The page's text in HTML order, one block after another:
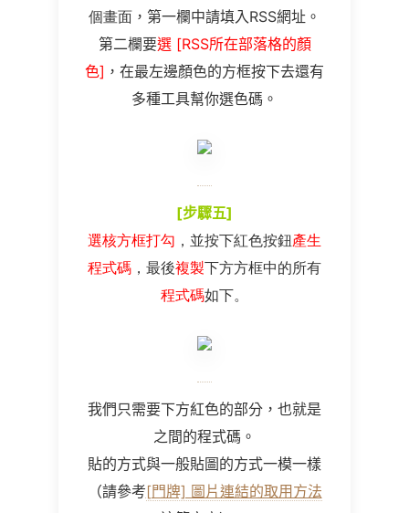
個畫面 ，第一欄中請填入RSS網址。
第二欄要選[RSS所在部落格的顏
色] ，在最左邊顏色的方框按下去還有
多種工具幫你選色碼。
[步驟五]
選核方框打勾 ，並按下紅色按鈕產生
程式碼 ，最後複製下方方框中的所有
程式碼如下。
我們只需要下方紅色的部分，也就是
之間的程式碼。
貼的方式與一般貼圖的方式一模一樣
（請參考[門牌] 圖片連結的取用方法